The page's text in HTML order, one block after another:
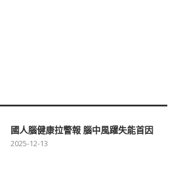
國人腦健康拉警報 腦中風躍失能首因
2025-12-13